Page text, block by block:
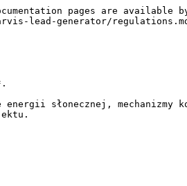
pages are available by
lead-generator/
słonecznej, mechanizmy